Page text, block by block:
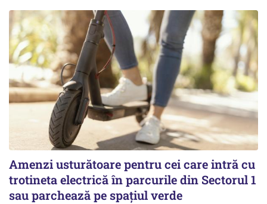
Amenzi usturătoare pentru cei care intră cu
trotineta electrică în parcurile din Sectorul 1
sau parchează pe spațiul verde